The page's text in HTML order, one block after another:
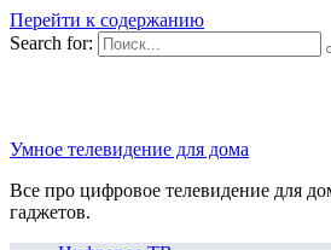
Перейти к содержанию
Search for:
Умное телевидение для дома
Все про цифровое телевидение для
гаджетов.